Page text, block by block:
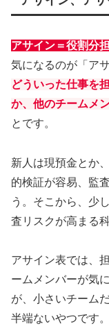
アサイン＝役割分担
気になるのが「ア
どういった仕事を
か、他のチームメ
とです。
新人は現預金とか
的検証が容易、監
う。そこから、少
査リスクが高まる
アサイン表では、
ームメンバーが気
が、小さいチーム
半端ないやつです